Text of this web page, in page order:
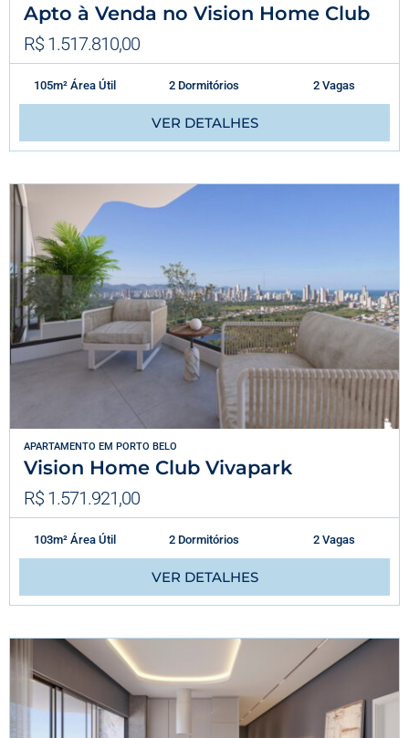
Apto à Venda no Vision Home Club
R$ 1.517.810,00
105m² Área Útil 2 Dormitórios 2 Vagas
VER DETALHES
APARTAMENTO EM PORTO BELO
Vision Home Club Vivapark
R$ 1.571.921,00
103m² Área Útil 2 Dormitórios 2 Vagas
VER DETALHES